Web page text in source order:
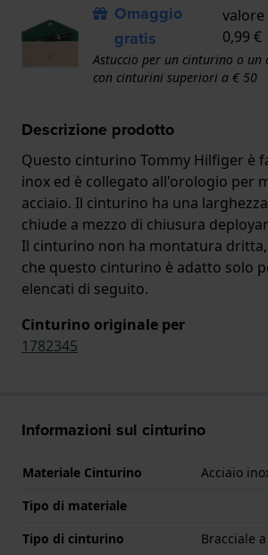
Omaggio
gratis
0,99 €
Astuccio per un cinturino o un
con cinturini superiori a € 50
Descrizione prodotto
Questo cinturino Tommy Hilfiger è
inox ed è collegato all'orologio per
acciaio. Il cinturino ha una
chiude a mezzo di chiusura
Il cinturino non ha montatura
che questo cinturino è adatto solo
elencati di seguito.
Cinturino originale per
1782345
Informazioni sul cinturino
Materiale Cinturino
Acciaio
Tipo di materiale
Tipo di cinturino
Bracciale